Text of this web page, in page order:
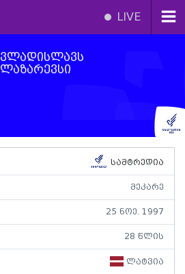
LIVE
ვლადისლავს
ლაზარევსი
სამტრედია
მეკარე
25 ნოე. 1997
28 წლის
ლატვია